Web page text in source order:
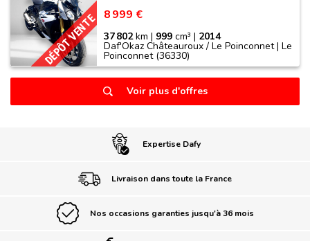
DÉPÔT VENTE 8 999 €
37 802km | 999 cm³ | 2014
Daf'Okaz Châteauroux / Le Poinconnet | Le
Poinconnet (36330)
Voir plus d'offres
Expertise Dafy
Livraison dans toute la France
Nos occasions garanties jusqu'à 36 mois